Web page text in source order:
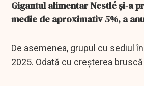
Gigantul alimentar Nestlé și-a
medie de aproximativ 5%, a
De asemenea, grupul cu sediul
2025. Odată cu creșterea